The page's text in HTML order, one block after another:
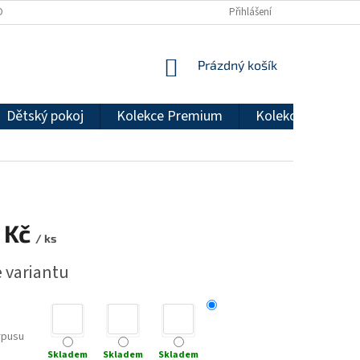
OCHRANY OSOBNÍCH ÚDAJŮ REKLAMAČNÍ ŘÁD
Přihlášení
NÁKUPNÍ
Prázdný košík
Dětský pokoj Kolekce Premium Kolekce
/ ks
variantu
Skladem Skladem Skladem